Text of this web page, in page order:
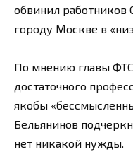
обвинил работников
городу Москве в
По мнению главы
достаточного
якобы
Бельянинов
нет никакой нужды.